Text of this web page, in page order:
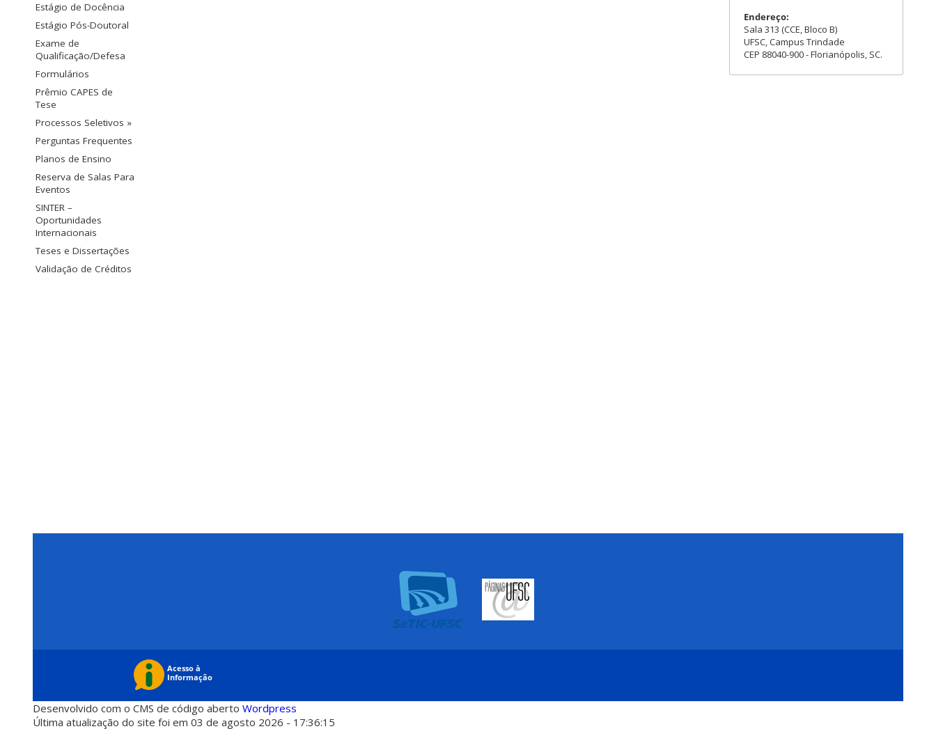
Estágio de Docência
Estágio Pós-Doutoral
Exame de
Qualificação/Defesa
Formulários
Prêmio CAPES de
Tese
Processos Seletivos »
Perguntas Frequentes
Planos de Ensino
Reserva de Salas Para
Eventos
SINTER –
Oportunidades
Internacionais
Teses e Dissertações
Validação de Créditos
Endereço:
Sala 313 (CCE, Bloco B)
UFSC, Campus Trindade
CEP 88040-900 - Florianópolis, SC.
Desenvolvido com o CMS de código aberto Wordpress
Última atualização do site foi em 03 de agosto 2026 - 17:36:15